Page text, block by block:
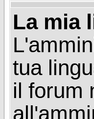
La mia
tua
il forum